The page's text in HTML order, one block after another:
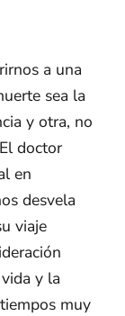
a una
sea la
y otra, no
doctor
en
desvela
viaje
y la
muy